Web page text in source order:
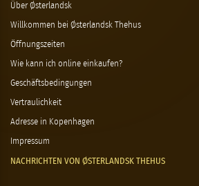
Über Østerlandsk
Willkommen bei Østerlandsk Thehus
Öffnungszeiten
Wie kann ich online einkaufen?
Geschäftsbedingungen
Vertraulichkeit
Adresse in Kopenhagen
Impressum
NACHRICHTEN VON ØSTERLANDSK THEHUS